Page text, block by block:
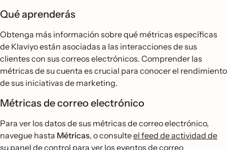
Qué aprenderás
Obtenga más información sobre qué métricas específicas
de Klaviyo están asociadas a las interacciones de sus
clientes con sus correos electrónicos. Comprender las
métricas de su cuenta es crucial para conocer el rendimiento
de sus iniciativas de marketing.
Métricas de correo electrónico
Para ver los datos de sus métricas de correo electrónico,
navegue hasta Métricas, o consulteel feed de actividad de
su panel de control para ver los eventos de correo